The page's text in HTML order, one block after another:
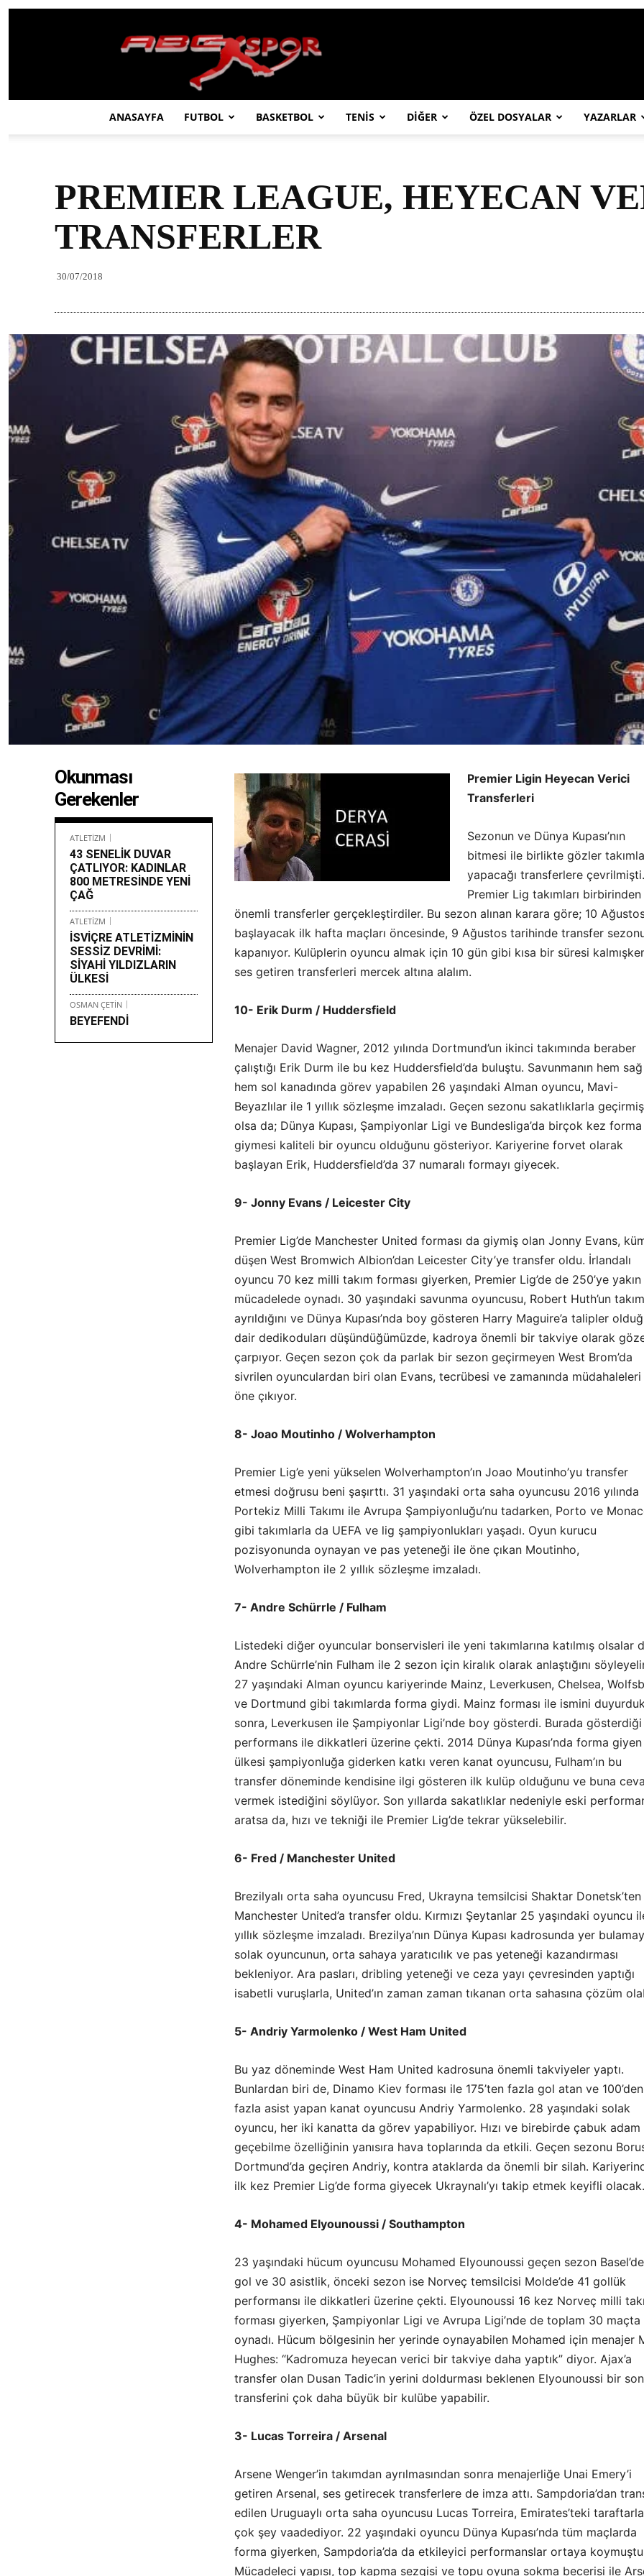
ABC
SPOR
ANASAYFA FUTBOL BASKETBOL TENİS DİĞER ÖZEL DOSYALAR YAZARLAR
PREMIER LEAGUE, HEYECAN
TRANSFERLER
30/07/2018
Okunması
Gerekenler
ATLETİZM
43 SENELİK DUVAR
ÇATLIYOR: KADINLAR
800 METRESİNDE YENİ
ÇAĞ
ATLETİZM
İSVİÇRE ATLETİZMİNİN
SESSİZ DEVRİMİ:
SİYAHİ YILDIZLARIN
ÜLKESİ
OSMAN ÇETİN
BEYEFENDİ
Premier Ligin Heyecan Verici
Transferleri
Sezonun ve Dünya Kupası’nın
bitmesi ile birlikte gözler
yapacağı transferlere çevrilmişti.
Premier Lig takımları birbirinden
önemli transferler gerçekleştirdiler. Bu sezon alınan karara göre; 10
başlayacak ilk hafta maçları öncesinde, 9 Ağustos tarihinde transfer
kapanıyor. Kulüplerin oyuncu almak için 10 gün gibi kısa bir süresi
ses getiren transferleri mercek altına alalım.
10- Erik Durm / Huddersfield
Menajer David Wagner, 2012 yılında Dortmund’un ikinci takımında beraber
çalıştığı Erik Durm ile bu kez Huddersfield’da buluştu. Savunmanın hem sağ
hem sol kanadında görev yapabilen 26 yaşındaki Alman oyuncu, Mavi-
Beyazlılar ile 1 yıllık sözleşme imzaladı. Geçen sezonu sakatlıklarla geçirmiş
olsa da; Dünya Kupası, Şampiyonlar Ligi ve Bundesliga’da birçok kez forma
giymesi kaliteli bir oyuncu olduğunu gösteriyor. Kariyerine forvet olarak
başlayan Erik, Huddersfield’da 37 numaralı formayı giyecek.
9- Jonny Evans / Leicester City
Premier Lig’de Manchester United forması da giymiş olan Jonny Evans,
düşen West Bromwich Albion’dan Leicester City’ye transfer oldu. İrlandalı
oyuncu 70 kez milli takım forması giyerken, Premier Lig’de de 250’ye yakın
mücadelede oynadı. 30 yaşındaki savunma oyuncusu, Robert Huth’un
ayrıldığını ve Dünya Kupası’nda boy gösteren Harry Maguire’a talipler
dair dedikoduları düşündüğümüzde, kadroya önemli bir takviye olarak
çarpıyor. Geçen sezon çok da parlak bir sezon geçirmeyen West Brom’da
sivrilen oyunculardan biri olan Evans, tecrübesi ve zamanında
öne çıkıyor.
8- Joao Moutinho / Wolverhampton
Premier Lig’e yeni yükselen Wolverhampton’ın Joao Moutinho’yu transfer
etmesi doğrusu beni şaşırttı. 31 yaşındaki orta saha oyuncusu 2016 yılında
Portekiz Milli Takımı ile Avrupa Şampiyonluğu’nu tadarken, Porto ve
gibi takımlarla da UEFA ve lig şampiyonlukları yaşadı. Oyun kurucu
pozisyonunda oynayan ve pas yeteneği ile öne çıkan Moutinho,
Wolverhampton ile 2 yıllık sözleşme imzaladı.
7- Andre Schürrle / Fulham
Listedeki diğer oyuncular bonservisleri ile yeni takımlarına katılmış olsalar
Andre Schürrle’nin Fulham ile 2 sezon için kiralık olarak anlaştığını
27 yaşındaki Alman oyuncu kariyerinde Mainz, Leverkusen, Chelsea,
ve Dortmund gibi takımlarda forma giydi. Mainz forması ile ismini
sonra, Leverkusen ile Şampiyonlar Ligi’nde boy gösterdi. Burada gösterdiği
performans ile dikkatleri üzerine çekti. 2014 Dünya Kupası’nda forma
ülkesi şampiyonluğa giderken katkı veren kanat oyuncusu, Fulham’ın bu
transfer döneminde kendisine ilgi gösteren ilk kulüp olduğunu ve buna
vermek istediğini söylüyor. Son yıllarda sakatlıklar nedeniyle eski
aratsa da, hızı ve tekniği ile Premier Lig’de tekrar yükselebilir.
6- Fred / Manchester United
Brezilyalı orta saha oyuncusu Fred, Ukrayna temsilcisi Shaktar Donetsk’ten
Manchester United’a transfer oldu. Kırmızı Şeytanlar 25 yaşındaki oyuncu
yıllık sözleşme imzaladı. Brezilya’nın Dünya Kupası kadrosunda yer
solak oyuncunun, orta sahaya yaratıcılık ve pas yeteneği kazandırması
bekleniyor. Ara pasları, dribling yeteneği ve ceza yayı çevresinden yaptığı
isabetli vuruşlarla, United’ın zaman zaman tıkanan orta sahasına çözüm
5- Andriy Yarmolenko / West Ham United
Bu yaz döneminde West Ham United kadrosuna önemli takviyeler yaptı.
Bunlardan biri de, Dinamo Kiev forması ile 175’ten fazla gol atan ve 100’den
fazla asist yapan kanat oyuncusu Andriy Yarmolenko. 28 yaşındaki solak
oyuncu, her iki kanatta da görev yapabiliyor. Hızı ve birebirde çabuk adam
geçebilme özelliğinin yanısıra hava toplarında da etkili. Geçen sezonu
Dortmund’da geçiren Andriy, kontra ataklarda da önemli bir silah.
ilk kez Premier Lig’de forma giyecek Ukraynalı’yı takip etmek keyifli olacak.
4- Mohamed Elyounoussi / Southampton
23 yaşındaki hücum oyuncusu Mohamed Elyounoussi geçen sezon
gol ve 30 asistlik, önceki sezon ise Norveç temsilcisi Molde’de 41 gollük
performansı ile dikkatleri üzerine çekti. Elyounoussi 16 kez Norveç milli
forması giyerken, Şampiyonlar Ligi ve Avrupa Ligi’nde de toplam 30 maçta
oynadı. Hücum bölgesinin her yerinde oynayabilen Mohamed için menajer
Hughes: “Kadromuza heyecan verici bir takviye daha yaptık” diyor. Ajax’a
transfer olan Dusan Tadic’in yerini doldurması beklenen Elyounoussi bir
transferini çok daha büyük bir kulübe yapabilir.
3- Lucas Torreira / Arsenal
Arsene Wenger’in takımdan ayrılmasından sonra menajerliğe Unai Emery’i
getiren Arsenal, ses getirecek transferlere de imza attı. Sampdoria’dan
edilen Uruguaylı orta saha oyuncusu Lucas Torreira, Emirates’teki
çok şey vaadediyor. 22 yaşındaki oyuncu Dünya Kupası’nda tüm maçlarda
forma giyerken, Sampdoria’da da etkileyici performanslar ortaya
Mücadeleci yapısı, top kapma sezgisi ve topu oyuna sokma becerisi ile